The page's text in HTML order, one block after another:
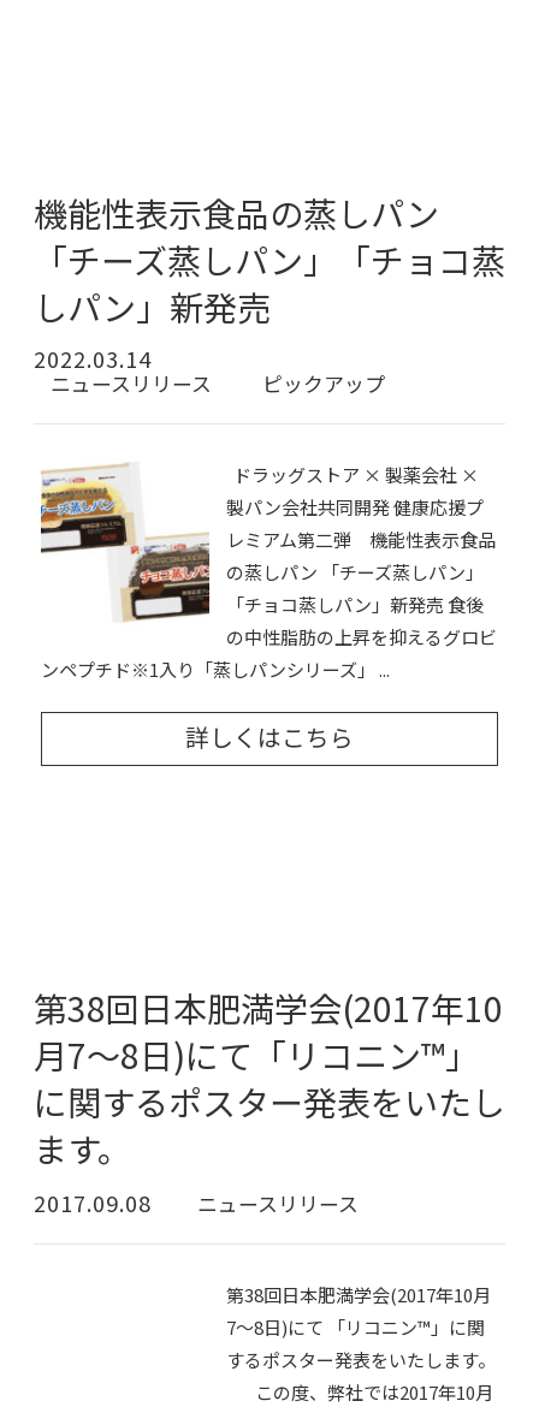
機能性表示食品の蒸しパン
「チーズ蒸しパン」「チョコ蒸
しパン」新発売
2022.03.14
ニュースリリース ピックアップ
ドラッグストア × 製薬会社 ×
製パン会社共同開発 健康応援プ
レミアム第二弾 機能性表示食品
の蒸しパン 「チーズ蒸しパン」
「チョコ蒸しパン」新発売 食後
の中性脂肪の上昇を抑えるグロビ
ンペプチド※1入り「蒸しパンシリーズ」 ...
詳しくはこちら
第38回日本肥満学会(2017年10
月7～8日)にて「リコニン™」
に関するポスター発表をいたし
ます。
2017.09.08 ニュースリリース
第38回日本肥満学会(2017年10月
7～8日)にて 「リコニン™」に関
するポスター発表をいたします。
この度、弊社では2017年10月